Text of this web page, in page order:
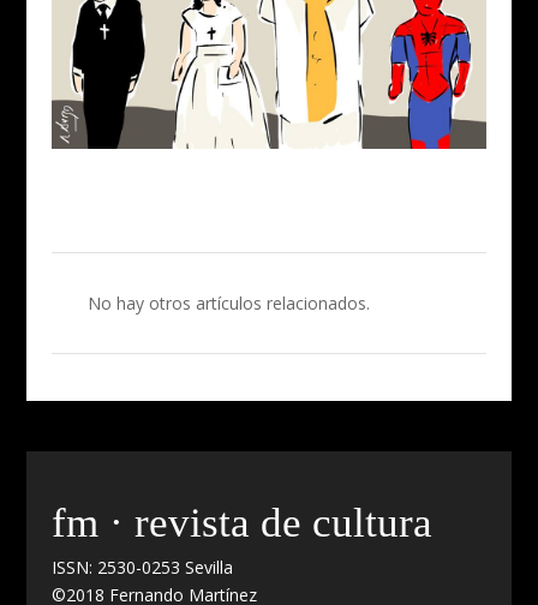
No hay otros artículos relacionados.
fm · revista de cultura
ISSN: 2530-0253 Sevilla
©2018 Fernando Martínez